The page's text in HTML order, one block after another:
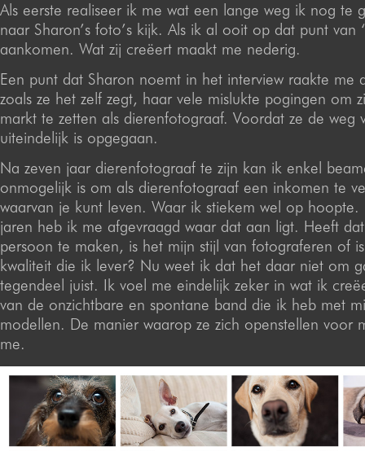
Als eerste realiseer ik me wat een lange weg ik nog te
naar Sharon’s foto’s kijk. Als ik al ooit op dat punt van
aankomen. Wat zij creëert maakt me nederig.
Een punt dat Sharon noemt in het interview raakte me
zoals ze het zelf zegt, haar vele mislukte pogingen om
markt te zetten als dierenfotograaf. Voordat ze de weg
uiteindelijk is opgegaan.
Na zeven jaar dierenfotograaf te zijn kan ik enkel
onmogelijk is om als dierenfotograaf een inkomen te
waarvan je kunt leven. Waar ik stiekem wel op hoopte.
jaren heb ik me afgevraagd waar dat aan ligt. Heeft
persoon te maken, is het mijn stijl van fotograferen of
kwaliteit die ik lever? Nu weet ik dat het daar niet om
tegendeel juist. Ik voel me eindelijk zeker in wat ik
van de onzichtbare en spontane band die ik heb met
modellen. De manier waarop ze zich openstellen voor
me.